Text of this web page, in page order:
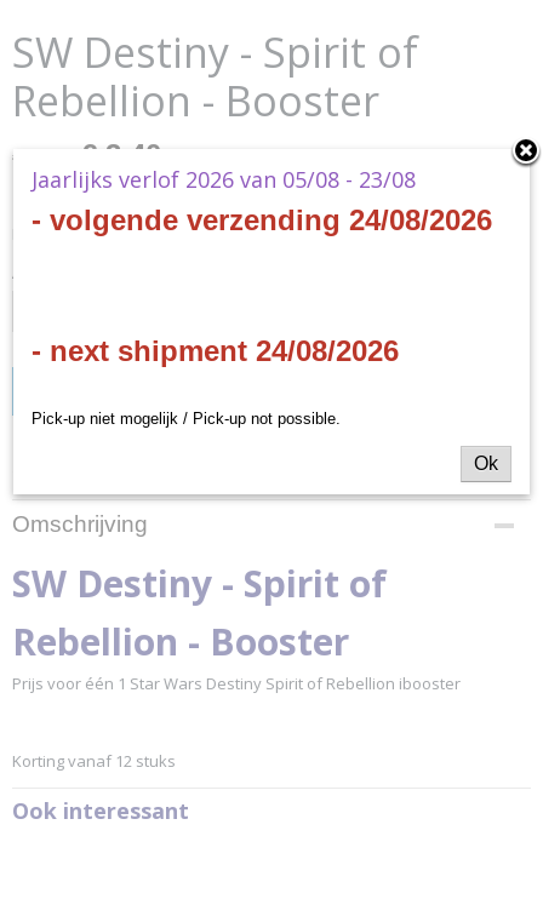
SW Destiny - Spirit of
Rebellion - Booster
€ 3,80 € 3,40
Op voorraad
Koop 12 stuks voor € 3,10 per stuk en bespaar € 8,40
Aantal
Productcode
SWD04-B
Productcode leverancier
SWD04
Omschrijving
SW Destiny - Spirit of
Rebellion - Booster
Prijs voor één 1 Star Wars Destiny Spirit of Rebellion ibooster
Korting vanaf 12 stuks
Ook interessant
Jaarlijks verlof 2026 van 05/08 - 23/08
- volgende verzending 24/08/2026
- next shipment 24/08/2026
Pick-up niet mogelijk / Pick-up not possible.
Ok